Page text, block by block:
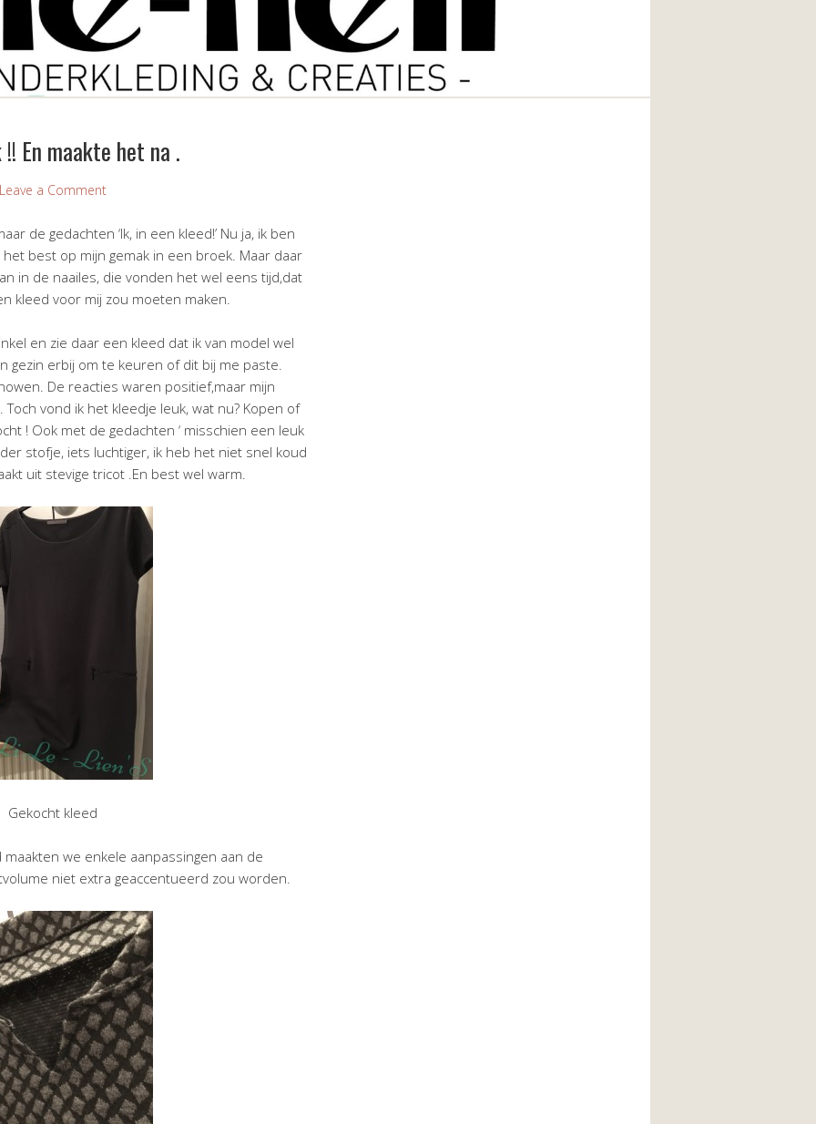
En maakte het na .
Leave a Comment
de gedachten ‘Ik, in een kleed!’ Nu ja, ik ben
best op mijn gemak in een broek. Maar daar
in de naailes, die vonden het wel eens tijd,dat
kleed voor mij zou moeten maken.
en zie daar een kleed dat ik van model wel
gezin erbij om te keuren of dit bij me paste.
De reacties waren positief,maar mijn
vond ik het kleedje leuk, wat nu? Kopen of
! Ook met de gedachten ‘ misschien een leuk
stofje, iets luchtiger, ik heb het niet snel koud
uit stevige tricot .En best wel warm.
Gekocht kleed
we enkele aanpassingen aan de
niet extra geaccentueerd zou worden.